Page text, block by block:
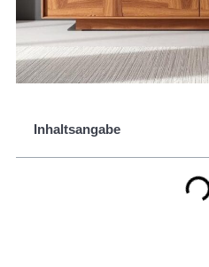
Inhaltsangabe